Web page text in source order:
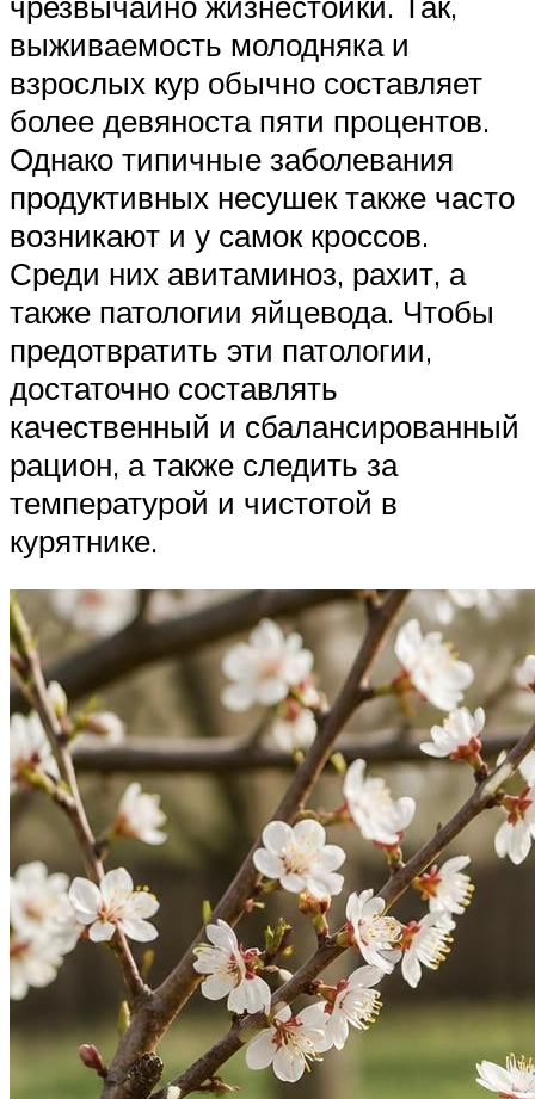
выживаемость молодняка и
взрослых кур обычно составляет
более девяноста пяти процентов.
Однако типичные заболевания
продуктивных несушек также часто
возникают и у самок кроссов.
Среди них авитаминоз, рахит, а
также патологии яйцевода. Чтобы
предотвратить эти патологии,
достаточно составлять
качественный и сбалансированный
рацион, а также следить за
температурой и чистотой в
курятнике.